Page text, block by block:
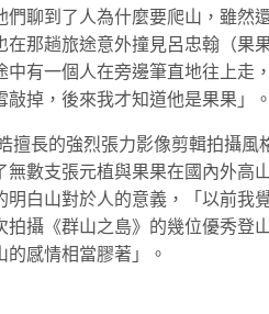
們聊到了人為什麼要爬山，雖然
在那趟旅途意外撞見呂忠翰（果
中有一個人在旁邊筆直地往上走
敲掉，後來我才知道他是果果」。
擅長的強烈張力影像剪輯拍攝
無數支張元植與果果在國內外高
明白山對於人的意義，「以前我
拍攝《群山之島》的幾位優秀登
感情相當膠著」。